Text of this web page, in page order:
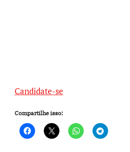
Candidate-se
Compartilhe isso: